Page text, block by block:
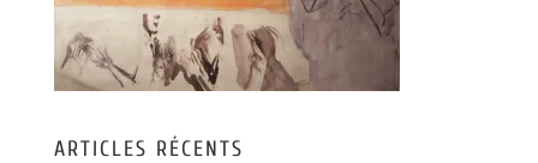
ARTICLES RÉCENTS